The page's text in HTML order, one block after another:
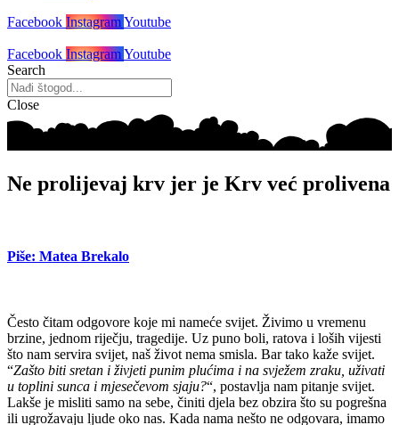
Facebook InstagramYoutube
Facebook InstagramYoutube
Search
Close
Ne prolijevaj krv jer je Krv već prolivena
Piše: Matea Brekalo
Često čitam odgovore koje mi nameće svijet. Živimo u vremenu
brzine, jednom riječju, tragedije. Uz puno boli, ratova i loših vijesti
što nam servira svijet, naš život nema smisla. Bar tako kaže svijet.
“Zašto biti sretan i živjeti punim plućima i na svježem zraku, uživati
u toplini sunca i mjesečevom sjaju?“, postavlja nam pitanje svijet.
Lakše je misliti samo na sebe, činiti djela bez obzira što su pogrešna
ili ugrožavaju ljude oko nas. Kada nama nešto ne odgovara, imamo